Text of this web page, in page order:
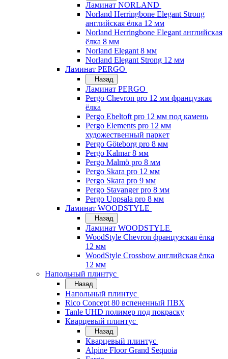
Ламинат NORLAND
Norland Herringbone Elegant Strong
английская ёлка 12 мм
Norland Herringbone Elegant английская
ёлка 8 мм
Norland Elegant 8 мм
Norland Elegant Strong 12 мм
Ламинат PERGO
Назад
Ламинат PERGO
Pergo Chevron pro 12 мм французкая
ёлка
Pergo Ebeltoft pro 12 мм под камень
Pergo Elements pro 12 мм
художественный паркет
Pergo Göteborg pro 8 мм
Pergo Kalmar 8 мм
Pergo Malmö pro 8 мм
Pergo Skara pro 12 мм
Pergo Skara pro 9 мм
Pergo Stavanger pro 8 мм
Pergo Uppsala pro 8 мм
Ламинат WOODSTYLE
Назад
Ламинат WOODSTYLE
WoodStyle Chevron французская ёлка
12 мм
WoodStyle Crossbow английская ёлка
12 мм
Напольный плинтус
Назад
Напольный плинтус
Rico Concept 80 вспененный ПВХ
Tanle UHD полимер под покраску
Кварцевый плинтус
Назад
Кварцевый плинтус
Alpine Floor Grand Sequoia